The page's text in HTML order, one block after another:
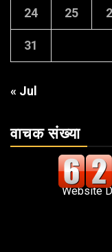
24 25
31
« Jul
वाचक संख्या
Website